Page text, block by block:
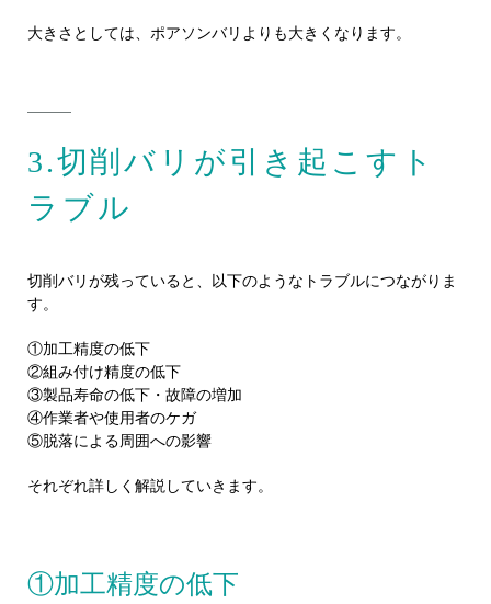
大きさとしては、ポアソンバリよりも大きくなります。
3.切削バリが引き起こすト
ラブル
切削バリが残っていると、以下のようなトラブルにつながりま
す。
①加工精度の低下
②組み付け精度の低下
③製品寿命の低下・故障の増加
④作業者や使用者のケガ
⑤脱落による周囲への影響
それぞれ詳しく解説していきます。
①加工精度の低下